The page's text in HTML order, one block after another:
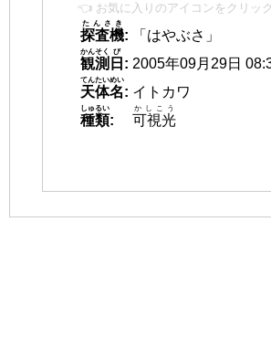
👈 お気に入りのアイコンをクリック
探査機
たんさき
:
「はやぶさ」
観測
かんそく
日
び
: 2005年09月29日
天体名
てんたいめい
: イトカワ
種類
しゅるい
: 可視光
かしこう